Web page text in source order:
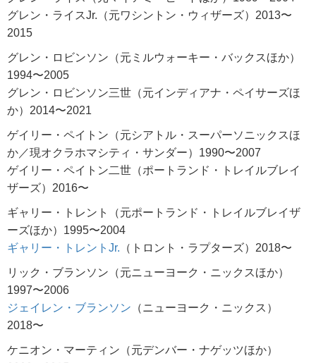
グレン・ライスJr.（元ワシントン・ウィザーズ）2013〜
2015
グレン・ロビンソン（元ミルウォーキー・バックスほか）
1994〜2005
グレン・ロビンソン三世（元インディアナ・ペイサーズほ
か）2014〜2021
ゲイリー・ペイトン（元シアトル・スーパーソニックスほ
か／現オクラホマシティ・サンダー）1990〜2007
ゲイリー・ペイトン二世（ポートランド・トレイルブレイ
ザーズ）2016〜
ギャリー・トレント（元ポートランド・トレイルブレイザ
ーズほか）1995〜2004
ギャリー・トレントJr. （トロント・ラプターズ）2018〜
リック・ブランソン（元ニューヨーク・ニックスほか）
1997〜2006
ジェイレン・ブランソン （ニューヨーク・ニックス）
2018〜
ケニオン・マーティン（元デンバー・ナゲッツほか）